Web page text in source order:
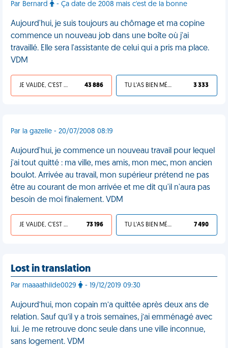
Par Bernard - Ça date de 2008 mais c'est de la bonne
Aujourd'hui, je suis toujours au chômage et ma copine
commence un nouveau job dans une boîte où j'ai
travaillé. Elle sera l'assistante de celui qui a pris ma place.
VDM
JE VALIDE, C'EST UNE VDM 43 886 TU L'AS BIEN MÉRITÉ 3 333
Par la gazelle - 20/07/2008 08:19
Aujourd'hui, je commence un nouveau travail pour lequel
j'ai tout quitté : ma ville, mes amis, mon mec, mon ancien
boulot. Arrivée au travail, mon supérieur prétend ne pas
être au courant de mon arrivée et me dit qu'il n'aura pas
besoin de moi finalement. VDM
JE VALIDE, C'EST UNE VDM 73 196 TU L'AS BIEN MÉRITÉ 7 490
Lost in translation
Par maaaathilde0029 - 19/12/2019 09:30
Aujourd’hui, mon copain m’a quittée après deux ans de
relation. Sauf qu’il y a trois semaines, j’ai emménagé avec
lui. Je me retrouve donc seule dans une ville inconnue,
sans logement. VDM